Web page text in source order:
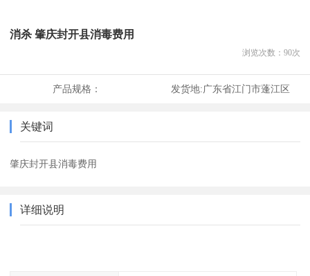
消杀 肇庆封开县消毒费用
浏览次数： 90次
产品规格： 发货地:广东省江门市蓬江区
关键词
肇庆封开县消毒费用
详细说明